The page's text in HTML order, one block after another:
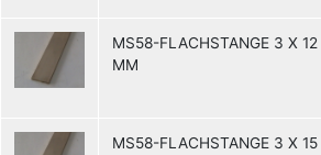
MS58-FLACHSTANGE 3 X 12
MM
MS58-FLACHSTANGE 3 X 15